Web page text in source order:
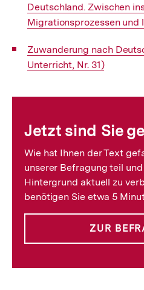
Link:
Deutschland. Zwischen
Migrationsprozessen und
Interner
Link:
Zuwanderung nach
Unterricht, Nr. 31)
Jetzt sind Sie
Wie hat Ihnen der Text
unserer Befragung teil
Hintergrund aktuell zu
benötigen Sie etwa 5
ZUR